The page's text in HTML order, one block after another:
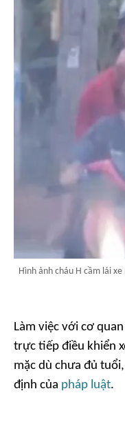
Hình ảnh cháu H cầm lái
Làm việc với cơ
trực tiếp điều khiển
mặc dù chưa đủ
định của pháp luật.